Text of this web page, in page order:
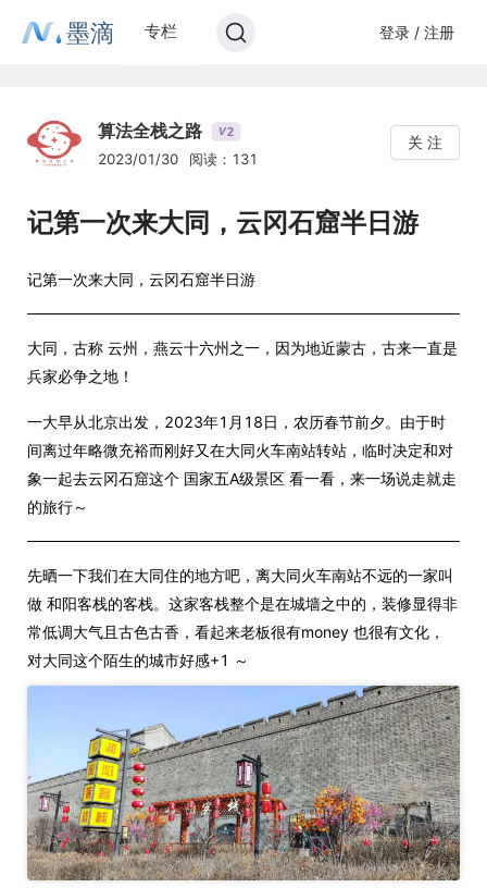
墨滴 专栏 登录 / 注册
算法全栈之路 V2
2023/01/30 阅读：131
关 注
记第一次来大同，云冈石窟半日游
记第一次来大同，云冈石窟半日游
大同，古称 云州，燕云十六州之一，因为地近蒙古，古来一直是
兵家必争之地！
一大早从北京出发，2023年1月18日，农历春节前夕。由于时
间离过年略微充裕而刚好又在大同火车南站转站，临时决定和对
象一起去云冈石窟这个 国家五A级景区 看一看，来一场说走就走
的旅行～
先晒一下我们在大同住的地方吧，离大同火车南站不远的一家叫
做 和阳客栈的客栈。这家客栈整个是在城墙之中的，装修显得非
常低调大气且古色古香，看起来老板很有money 也很有文化，
对大同这个陌生的城市好感+1 ～